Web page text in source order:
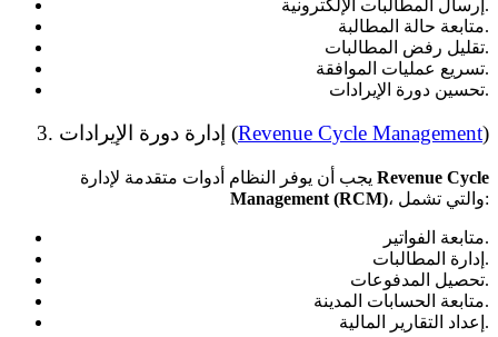
إرسال المطالبات الإلكترونية.
متابعة حالة المطالبة.
تقليل رفض المطالبات.
تسريع عمليات الموافقة.
تحسين دورة الإيرادات.
3. إدارة دورة الإيرادات (Revenue Cycle Management)
Revenue Cycle
Management (RCM)
، والتي تشمل:
متابعة الفواتير.
إدارة المطالبات.
تحصيل المدفوعات.
متابعة الحسابات المدينة.
إعداد التقارير المالية.